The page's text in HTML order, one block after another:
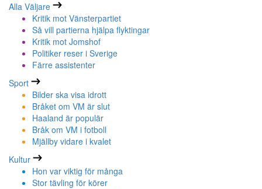
Alla Väljare
Kritik mot Vänsterpartiet
Så vill partierna hjälpa flyktingar
Kritik mot Jomshof
Politiker reser i Sverige
Färre assistenter
Sport
Bilder ska visa idrott
Bråket om VM är slut
Haaland är populär
Bråk om VM i fotboll
Mjällby vidare i kvalet
Kultur
Hon var viktig för många
Stor tävling för körer